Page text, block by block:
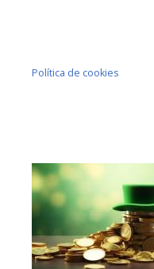
Política de cookies